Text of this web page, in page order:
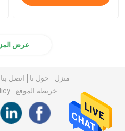
عرض
منزل حول نا اتصل بنا
خريطة الموقع